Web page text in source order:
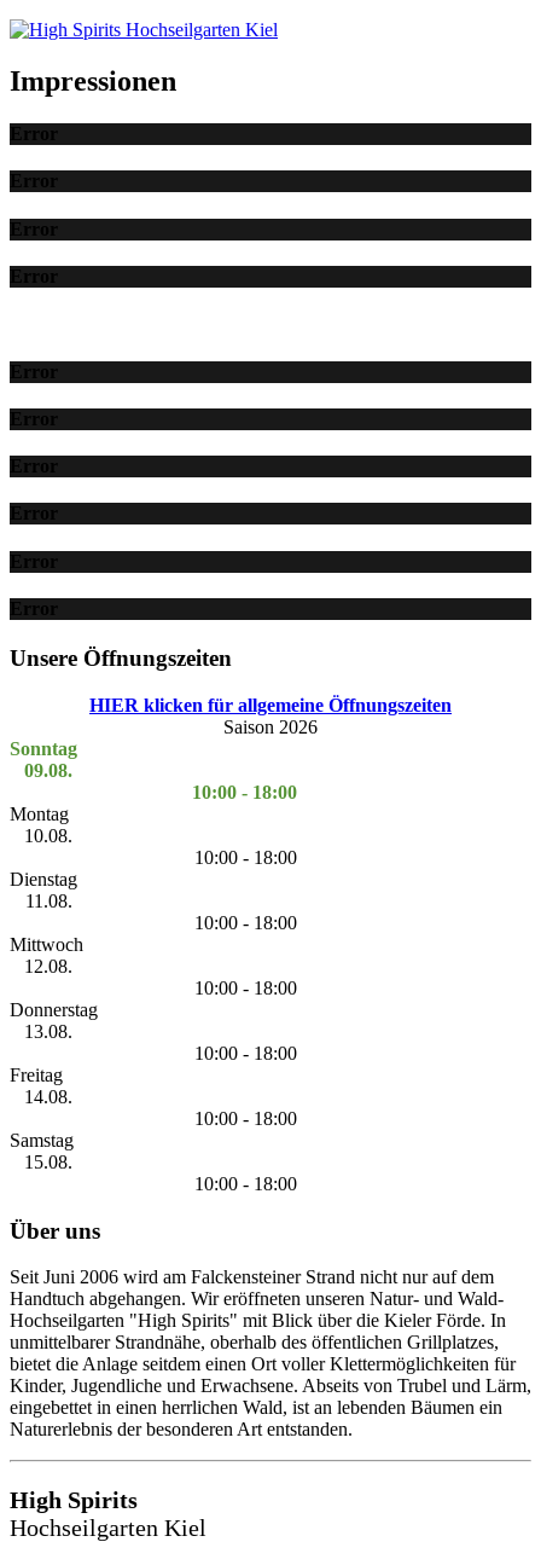
Impressionen
Error
Error
Error
Error
Error
Error
Error
Error
Error
Error
Unsere Öffnungszeiten
HIER klicken für allgemeine Öffnungszeiten
Saison 2026
Sonntag
09.08.
10:00 - 18:00
Montag
10.08.
10:00 - 18:00
Dienstag
11.08.
10:00 - 18:00
Mittwoch
12.08.
10:00 - 18:00
Donnerstag
13.08.
10:00 - 18:00
Freitag
14.08.
10:00 - 18:00
Samstag
15.08.
10:00 - 18:00
Über uns
Seit Juni 2006 wird am Falckensteiner Strand nicht nur auf dem
Handtuch abgehangen. Wir eröffneten unseren Natur- und Wald-
Hochseilgarten "High Spirits" mit Blick über die Kieler Förde. In
unmittelbarer Strandnähe, oberhalb des öffentlichen Grillplatzes,
bietet die Anlage seitdem einen Ort voller Klettermöglichkeiten für
Kinder, Jugendliche und Erwachsene. Abseits von Trubel und Lärm,
eingebettet in einen herrlichen Wald, ist an lebenden Bäumen ein
Naturerlebnis der besonderen Art entstanden.
High Spirits
Hochseilgarten Kiel